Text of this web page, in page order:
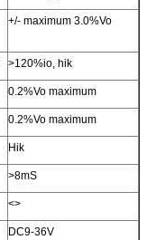
+/- maximum 3.0%Vo
>120%io, hik
0.2%Vo maximum
0.2%Vo maximum
Hik
>8mS
<>
DC9-36V